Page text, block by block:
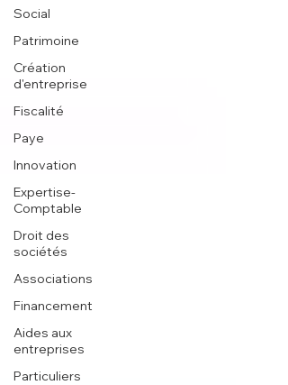
Social
Patrimoine
Création
d'entreprise
Fiscalité
Paye
Innovation
Expertise-
Comptable
Droit des
sociétés
Associations
Financement
Aides aux
entreprises
Particuliers